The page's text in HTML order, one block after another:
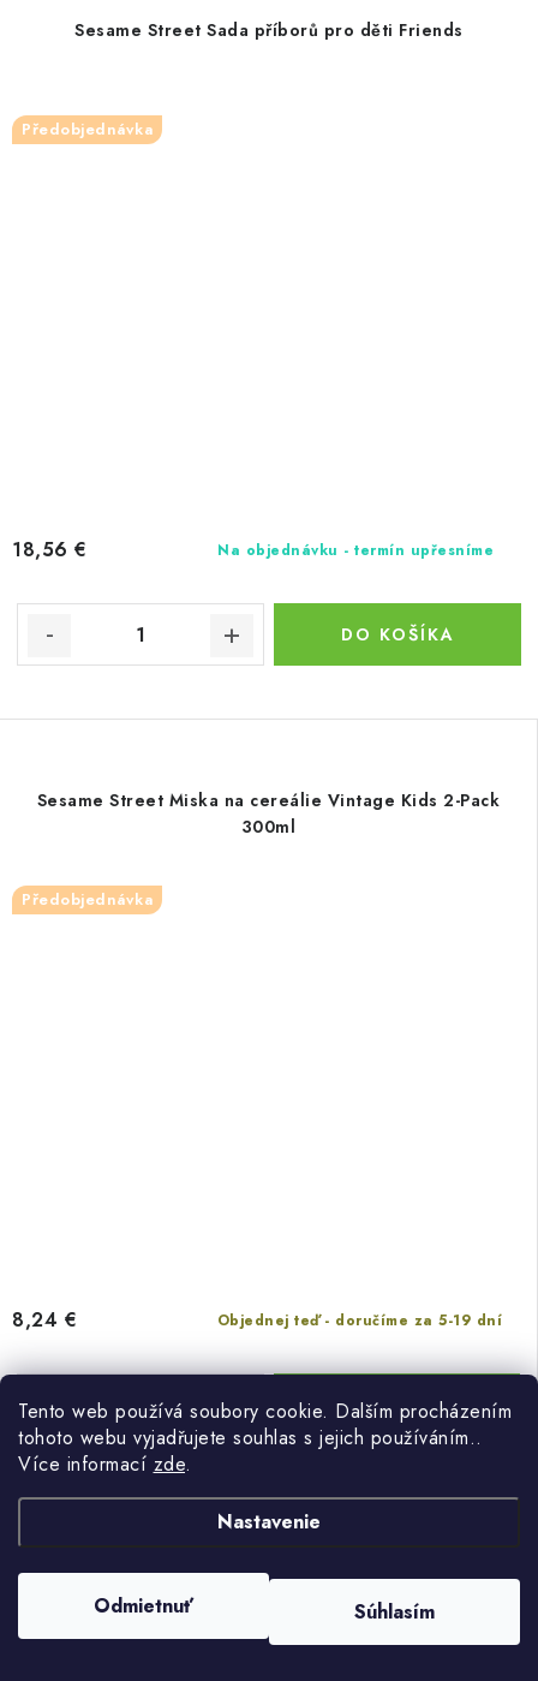
Tento web používá soubory cookie. Dalším procházením
tohoto webu vyjadřujete souhlas s jejich používáním..
Více informací zde.
Nastavenie
Odmietnuť Súhlasím
Sesame Street Sada příborů pro děti Friends
Předobjednávka
Na objednávku - termín upřesníme
18,56 €
DO KOŠÍKA
Sesame Street Miska na cereálie Vintage Kids 2-Pack
300ml
Předobjednávka
Objednej teď - doručíme za 5-19 dní
8,24 €
DO KOŠÍKA
Sesame Street Hrnek Vintage Kids 2-Pack 330ml